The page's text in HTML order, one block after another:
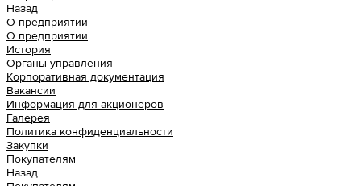
Назад
О предприятии
О предприятии
История
Органы управления
Корпоративная документация
Вакансии
Информация для акционеров
Галерея
Политика конфиденциальности
Закупки
Покупателям
Назад